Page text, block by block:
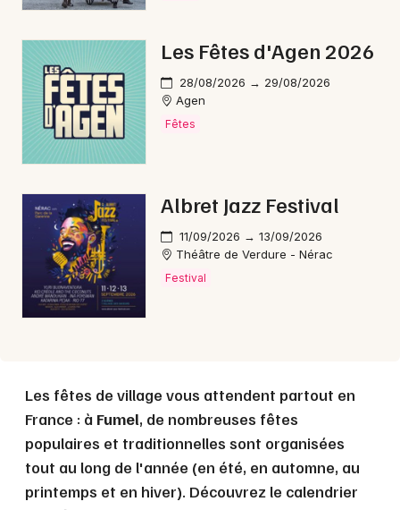
Choisir mes départements
Mon email
Les Fêtes d'Agen 2026
28/08/2026 → 29/08/2026
Agen
Fêtes
Albret Jazz Festival
11/09/2026 → 13/09/2026
Théâtre de Verdure - Nérac
Festival
Les fêtes de village vous attendent partout en
France : à Fumel, de nombreuses fêtes
populaires et traditionnelles sont organisées
tout au long de l'année (en été, en automne, au
printemps et en hiver). Découvrez le calendrier